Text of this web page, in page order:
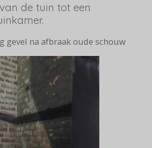
de tuin tot een
gevel na afbraak oude schouw